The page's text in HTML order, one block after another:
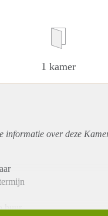
1 kamer
informatie over deze
huur